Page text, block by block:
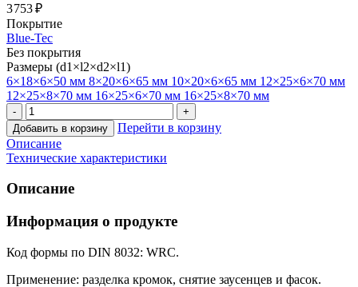
3 753 ₽
Покрытие
Blue-Tec
Без покрытия
Размеры (d1×l2×d2×l1)
6×18×6×50 мм 8×20×6×65 мм 10×20×6×65 мм 12×25×6×70 мм
12×25×8×70 мм 16×25×6×70 мм 16×25×8×70 мм
Добавить в корзину
Перейти в корзину
Описание
Технические характеристики
Описание
Информация о продукте
Код формы по DIN 8032: WRC.
Применение: разделка кромок, снятие заусенцев и фасок.